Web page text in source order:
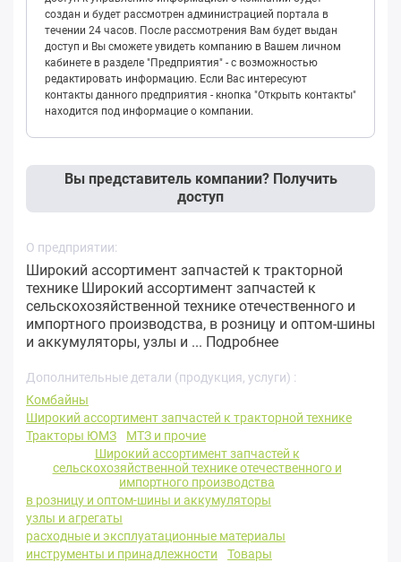
создан и будет рассмотрен администрацией портала в
течении 24 часов. После рассмотрения Вам будет выдан
доступ и Вы сможете увидеть компанию в Вашем личном
кабинете в разделе "Предприятия" - с возможностью
редактировать информацию. Если Вас интересуют
контакты данного предприятия - кнопка "Открыть контакты"
находится под информацие о компании.
Вы представитель компании? Получить
доступ
О предприятии:
Широкий ассортимент запчастей к тракторной
технике Широкий ассортимент запчастей к
сельскохозяйственной технике отечественного и
импортного производства, в розницу и оптом-шины
и аккумуляторы, узлы и ... Подробнее
Дополнительные детали (продукция, услуги) :
Комбайны
Широкий ассортимент запчастей к тракторной технике
Тракторы ЮМЗ
МТЗ и прочие
Широкий ассортимент запчастей к
сельскохозяйственной технике отечественного и
импортного производства
в розницу и оптом-шины и аккумуляторы
узлы и агрегаты
расходные и эксплуатационные материалы
инструменты и принадлежности
Товары